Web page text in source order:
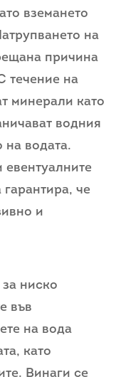
вземането
на
причина
течение на
минерали като
водния
на водата.
че
и
ниско
във
на вода
като
Винаги се